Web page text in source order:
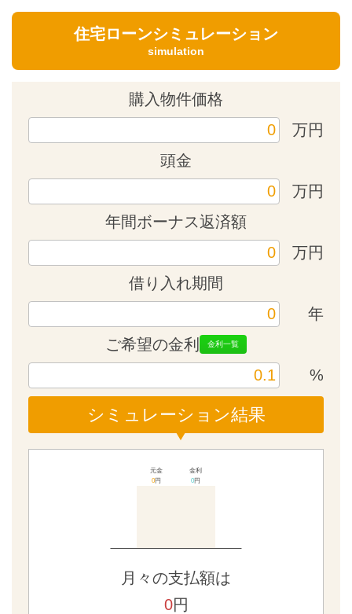
住宅ローンシミュレーション
simulation
購入物件価格
万円
頭金
万円
年間ボーナス返済額
万円
借り入れ期間
年
ご希望の金利
金利一覧
%
シミュレーション結果
元金
0円
金利
0円
月々の支払額は
0円